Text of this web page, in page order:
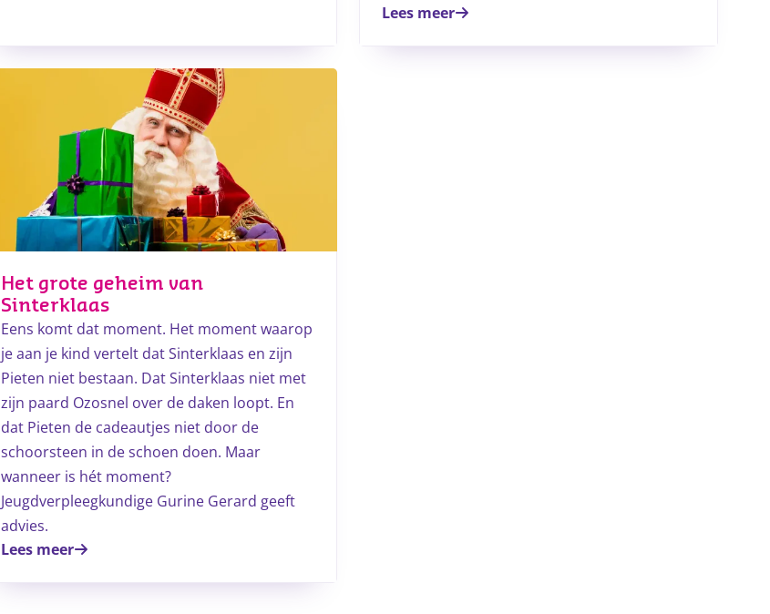
Lees meer
Het grote geheim van
Sinterklaas
Eens komt dat moment. Het moment waarop
je aan je kind vertelt dat Sinterklaas en zijn
Pieten niet bestaan. Dat Sinterklaas niet met
zijn paard Ozosnel over de daken loopt. En
dat Pieten de cadeautjes niet door de
schoorsteen in de schoen doen. Maar
wanneer is hét moment?
Jeugdverpleegkundige Gurine Gerard geeft
advies.
Lees meer